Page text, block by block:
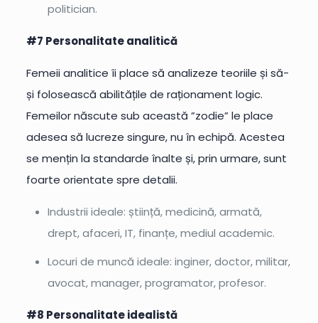
politician.
#7 Personalitate analitică
Femeii analitice îi place să analizeze teoriile și să-
și folosească abilitățile de raționament logic.
Femeilor născute sub această ”zodie” le place
adesea să lucreze singure, nu în echipă. Acestea
se mențin la standarde înalte și, prin urmare, sunt
foarte orientate spre detalii.
Industrii ideale: știință, medicină, armată,
drept, afaceri, IT, finanțe, mediul academic.
Locuri de muncă ideale: inginer, doctor, militar,
avocat, manager, programator, profesor.
#8 Personalitate idealistă